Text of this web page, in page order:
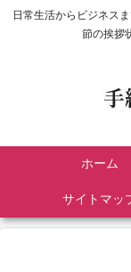
日常生活からビジネス
節の挨拶
ホーム
サイトマッ